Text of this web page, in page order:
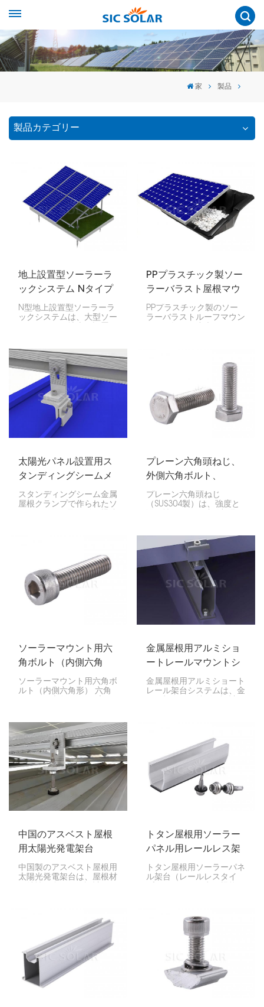
家 製品
製品カテゴリー
地上設置型ソーラーラ
ックシステム Nタイプ
N型地上設置型ソーラーラ
ックシステムは、大型ソー
と悪天候にも耐えられるよ
うに設計されているため、
太陽光発電を最大限に活用
するのに最適です。
PPプラスチック製ソー
ラーバラスト屋根マウ
ント
PPプラスチック製のソー
ラーバラストルーフマウン
ロックなどの重りを固定す
るように作られているた
め、屋根に穴を開けること
なく、しっかりと固定でき
ます。
太陽光パネル設置用ス
タンディングシームメ
タルルーフクランプ
スタンディングシーム金属
屋根クランプで作られたソ
の太陽光発電設備の設置に
最適です。
プレーン六角頭ねじ、
外側六角ボルト、
SUS304
プレーン六角頭ねじ
（SUS304製）は、強度と
な分野で活躍します。
ソーラーマウント用六
角ボルト（内側六角
形）
ソーラーマウント用六角ボ
ルト（内側六角形） 六角
トは、ソーラーパネルの設
置、機械の組み立て、その
他の産業で広く使用されて
います。これらの六角ボル
トは、レールを接続した
り、屋根のフックをソーラ
ーアルミレールに連結した
りするなど、さまざまな用
途に使用できます。
金属屋根用アルミショ
ートレールマウントシ
ステム
金属屋根用アルミショート
レール架台システムは、金
用することで太陽光パネル
を屋根に安全かつ効率的に
固定し、設置プロセスを簡
素化します。
中国のアスベスト屋根
用太陽光発電架台
中国製のアスベスト屋根用
太陽光発電架台は、屋根材
対策が必要ですが、設置手
順を適切に実行すれば効果
的に行うことができます。
トタン屋根用ソーラー
パネル用レールレス架
台トタン屋根用ソーラーパネ
ル架台（レールレスタイ
す。トタン屋根にソーラー
パネルをしっかりと効率的
に設置できるだけでなく、
設置も簡単で、見た目も良
く、耐久性にも優れていま